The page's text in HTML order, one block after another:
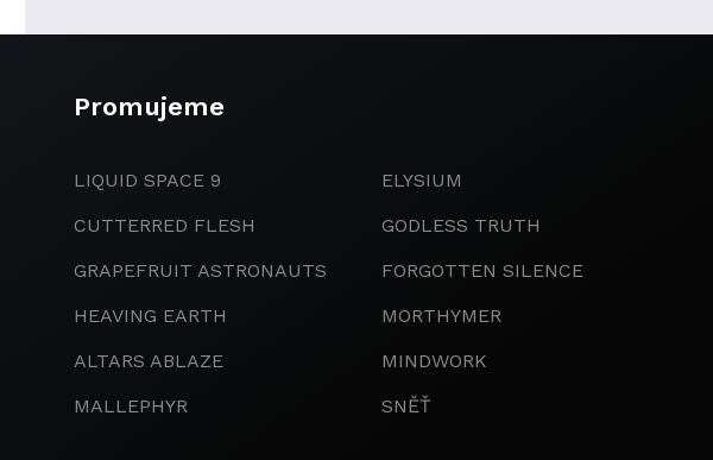
Promujeme
LIQUID SPACE 9
CUTTERRED FLESH
GRAPEFRUIT ASTRONAUTS
HEAVING EARTH
ALTARS ABLAZE
MALLEPHYR
ELYSIUM
GODLESS TRUTH
FORGOTTEN SILENCE
MORTHYMER
MINDWORK
SNĚŤ